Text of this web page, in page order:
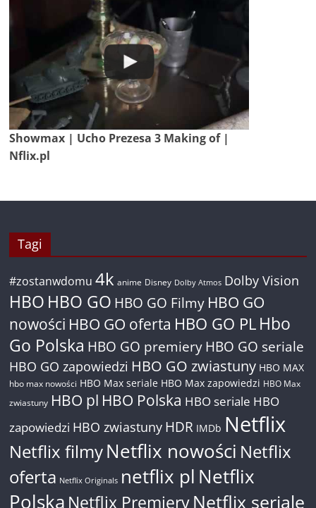
Showmax | Ucho Prezesa 3 Making of |
Nflix.pl
Tagi
#zostanwdomu 4k anime Disney Dolby Atmos Dolby Vision
HBO HBO GO HBO GO Filmy HBO GO
nowości HBO GO oferta HBO GO PL Hbo
Go Polska HBO GO premiery HBO GO seriale
HBO GO zapowiedzi HBO GO zwiastuny HBO MAX
hbo max nowości HBO Max seriale HBO Max zapowiedzi HBO Max
zwiastuny HBO pl HBO Polska HBO seriale HBO
zapowiedzi HBO zwiastuny HDR IMDb Netflix
Netflix filmyNetflix nowości Netflix
oferta Netflix Originals netflix pl Netflix
Polska Netflix PremieryNetflix seriale